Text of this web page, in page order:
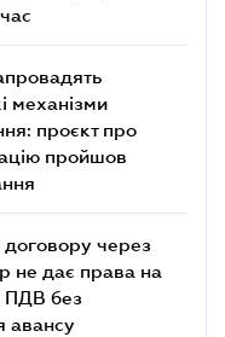
механізми
проєкт про
пройшов
договору через
не дає права на
ПДВ без
авансу